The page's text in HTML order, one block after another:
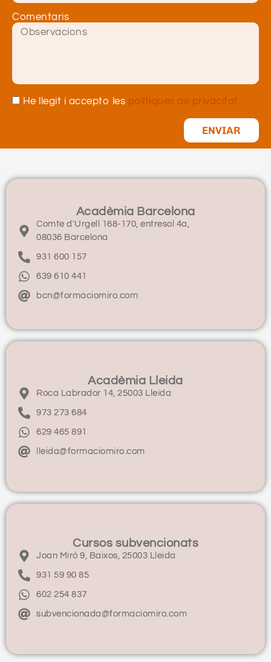
Comentaris
He llegit i accepto les polítiques de privacitat.
ENVIAR
Acadèmia Barcelona
Comte d'Urgell 168-170, entresol 4a,
08036 Barcelona
931 600 157
639 610 441
bcn@formaciomiro.com
Acadèmia Lleida
Roca Labrador 14, 25003 Lleida
973 273 684
629 465 891
lleida@formaciomiro.com
Cursos subvencionats
Joan Miró 9, Baixos, 25003 Lleida
931 59 90 85
602 254 837
subvencionada@formaciomiro.com